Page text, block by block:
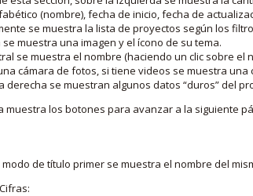
(nombre), fecha de inicio, fecha de
se muestra la lista de proyectos según los
muestra una imagen y el ícono de su tema.
se muestra el nombre (haciendo un clic sobre
cámara de fotos, si tiene videos se muestra
derecha se muestran algunos datos “duros” del
muestra los botones para avanzar a la siguiente
de título primer se muestra el nombre del